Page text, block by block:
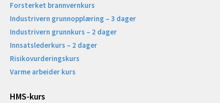
Forsterket brannvernkurs
Industrivern grunnopplæring – 3 dager
Industrivern grunnkurs – 2 dager
Innsatslederkurs – 2 dager
Risikovurderingskurs
Varme arbeider kurs
HMS-kurs